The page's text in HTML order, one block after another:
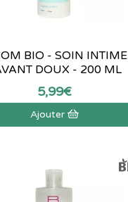
BIO - SOIN INTIME
DOUX - 200 ML
5,99€
Ajouter